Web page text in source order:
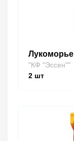
Лукоморье
"КФ "Эссен""
2 шт